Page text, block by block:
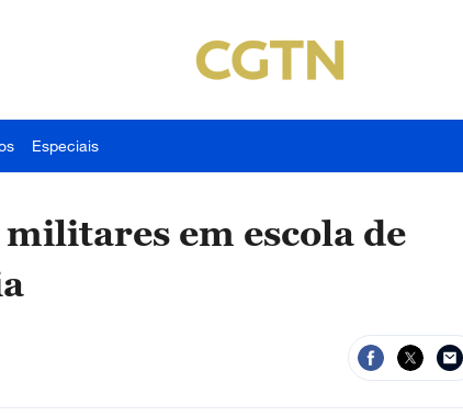
Especiais
em escola de